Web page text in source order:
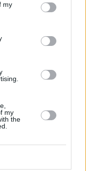
my
my
the
2026